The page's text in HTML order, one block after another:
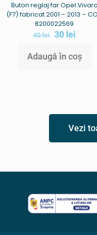
Buton reglaj far Opel Vivaro
(F7) fabricat 2001 – 2013 –
8200022569
40lei 30 lei
Adaugă în coș
Vezi